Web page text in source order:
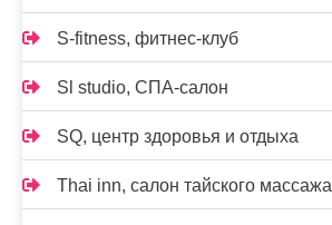
S-fitness, фитнес-клуб
Sl studio, СПА-салон
SQ, центр здоровья и отдыха
Thai inn, салон тайского массажа